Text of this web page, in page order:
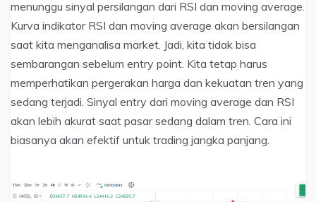
menunggu sinyal persilangan dari RSI dan moving average.
Kurva indikator RSI dan moving average akan bersilangan
saat kita menganalisa market. Jadi, kita tidak bisa
sembarangan sebelum entry point. Kita tetap harus
memperhatikan pergerakan harga dan kekuatan tren yang
sedang terjadi. Sinyal entry dari moving average dan RSI
akan lebih akurat saat pasar sedang dalam tren. Cara ini
biasanya akan efektif untuk trading jangka panjang.